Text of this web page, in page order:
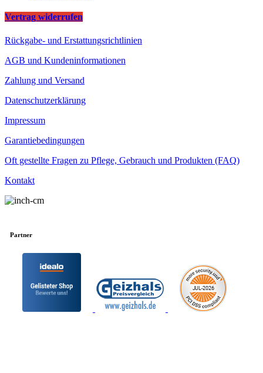
Vertrag widerrufen
Rückgabe- und Erstattungsrichtlinien
AGB und Kundeninformationen
Zahlung und Versand
Datenschutzerklärung
Impressum
Garantiebedingungen
Oft gestellte Fragen zu Pflege, Gebrauch und Produkten (FAQ)
Kontakt
Partner